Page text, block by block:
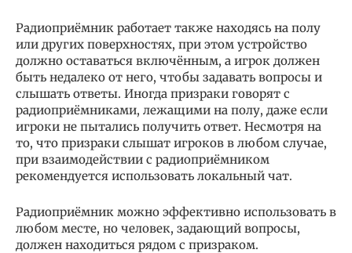
Радиоприёмник работает также находясь на полу
или других поверхностях, при этом устройство
должно оставаться включённым, а игрок должен
быть недалеко от него, чтобы задавать вопросы и
слышать ответы. Иногда призраки говорят с
радиоприёмниками, лежащими на полу, даже если
игроки не пытались получить ответ. Несмотря на
то, что призраки слышат игроков в любом случае,
при взаимодействии с радиоприёмником
рекомендуется использовать локальный чат.
Радиоприёмник можно эффективно использовать в
любом месте, но человек, задающий вопросы,
должен находиться рядом с призраком.